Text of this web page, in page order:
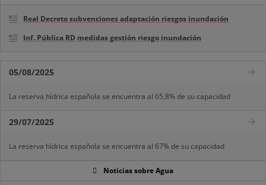
Real Decreto subvenciones adaptación riesgos inundación
Inf. Pública RD medidas gestión riesgo inundación
05/08/2025
La reserva hídrica española se encuentra al 65,8% de su capacidad
29/07/2025
La reserva hídrica española se encuentra al 67% de su capacidad
Noticias sobre Agua